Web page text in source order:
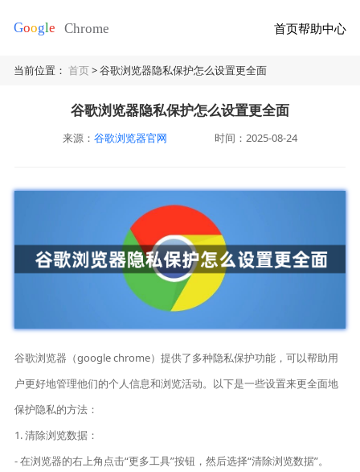
首页帮助中心
当前位置：首页> 谷歌浏览器隐私保护怎么设置更全面
谷歌浏览器隐私保护怎么设置更全面
来源： 谷歌浏览器官网 时间：2025-08-24
谷歌浏览器（google chrome）提供了多种隐私保护功能，可以帮助用
户更好地管理他们的个人信息和浏览活动。以下是一些设置来更全面地
保护隐私的方法：
1. 清除浏览数据：
- 在浏览器的右上角点击“更多工具”按钮，然后选择“清除浏览数据”。